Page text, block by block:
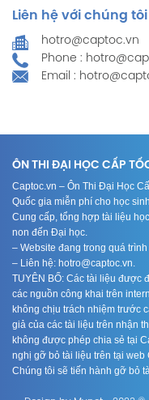
Liên hệ với chúng tôi
hotro@captoc.vn
Phone :
Email :
ÔN THI ĐẠI HỌC CẤP
Captoc.vn – Ôn Thi Đại Học
Quốc gia miễn phí cho học
Cung cấp, tổng hợp tài liệu
non đến Đại học.
– Website đang trong quá
– Liên hệ: hotro@captoc.vn.
TUYÊN BỐ: Các tài liệu được
các nguồn công khai trên
không chịu trách nhiệm trước
giả của các tài liệu trên nhận
không được phép chia sẻ tại
nghị gỡ bỏ tài liệu trên tại web
Chúng tôi sẽ tiến hành gỡ bỏ